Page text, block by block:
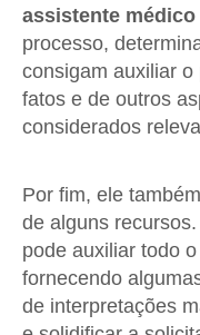
assistente médico
processo,
consigam auxiliar
fatos e de outros
considerados
Por fim, ele
de alguns
pode auxiliar todo
fornecendo
de interpretações